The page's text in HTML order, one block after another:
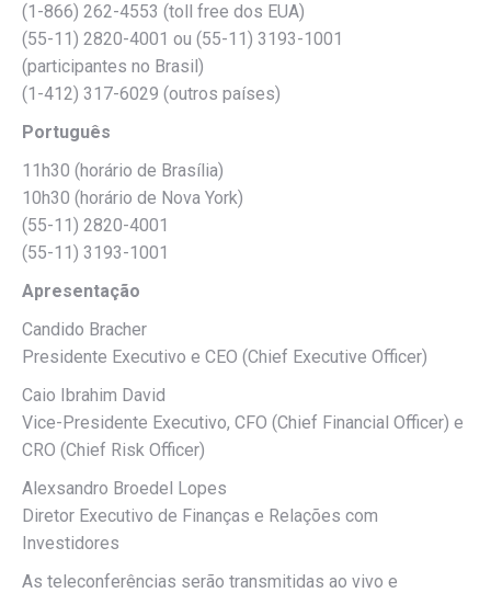
(1-866) 262-4553 (toll free dos EUA)
(55-11) 2820-4001 ou (55-11) 3193-1001
(participantes no Brasil)
(1-412) 317-6029 (outros países)
Português
11h30 (horário de Brasília)
10h30 (horário de Nova York)
(55-11) 2820-4001
(55-11) 3193-1001
Apresentação
Candido Bracher
Presidente Executivo e CEO (Chief Executive Officer)
Caio Ibrahim David
Vice-Presidente Executivo, CFO (Chief Financial Officer) e
CRO (Chief Risk Officer)
Alexsandro Broedel Lopes
Diretor Executivo de Finanças e Relações com
Investidores
As teleconferências serão transmitidas ao vivo e